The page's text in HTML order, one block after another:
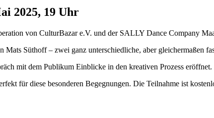
2025, 19 Uhr
von CulturBazar e.V. und der SALLY Dance Company
Mats Süthoff – zwei ganz unterschiedliche, aber gleichermaßen
mit dem Publikum Einblicke in den kreativen Prozess eröffnet.
für diese besonderen Begegnungen. Die Teilnahme ist